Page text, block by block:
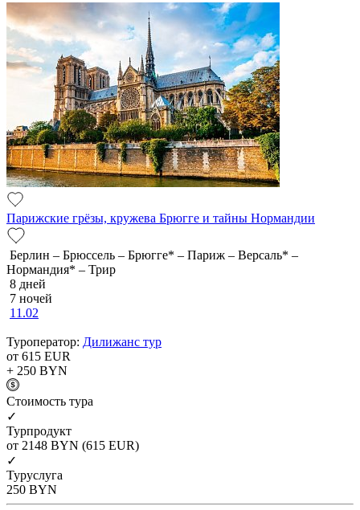
Парижские грёзы, кружева Брюгге и тайны Нормандии
Берлин – Брюссель – Брюгге* – Париж – Версаль* –
Нормандия* – Трир
8 дней
7 ночей
11.02
Туроператор: Дилижанс тур
от 615 EUR
+ 250 BYN
Cтоимость тура
✓
Турпродукт
от 2148 BYN (615 EUR)
✓
Туруслуга
250 BYN